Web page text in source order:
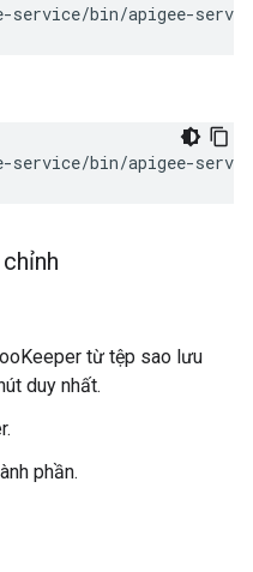
service/bin/apigee-
service/bin/apigee-
từ tệp sao lưu
duy nhất.
phần.